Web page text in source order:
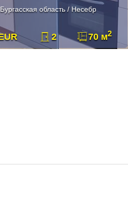
область / Несебр
2 70 м2